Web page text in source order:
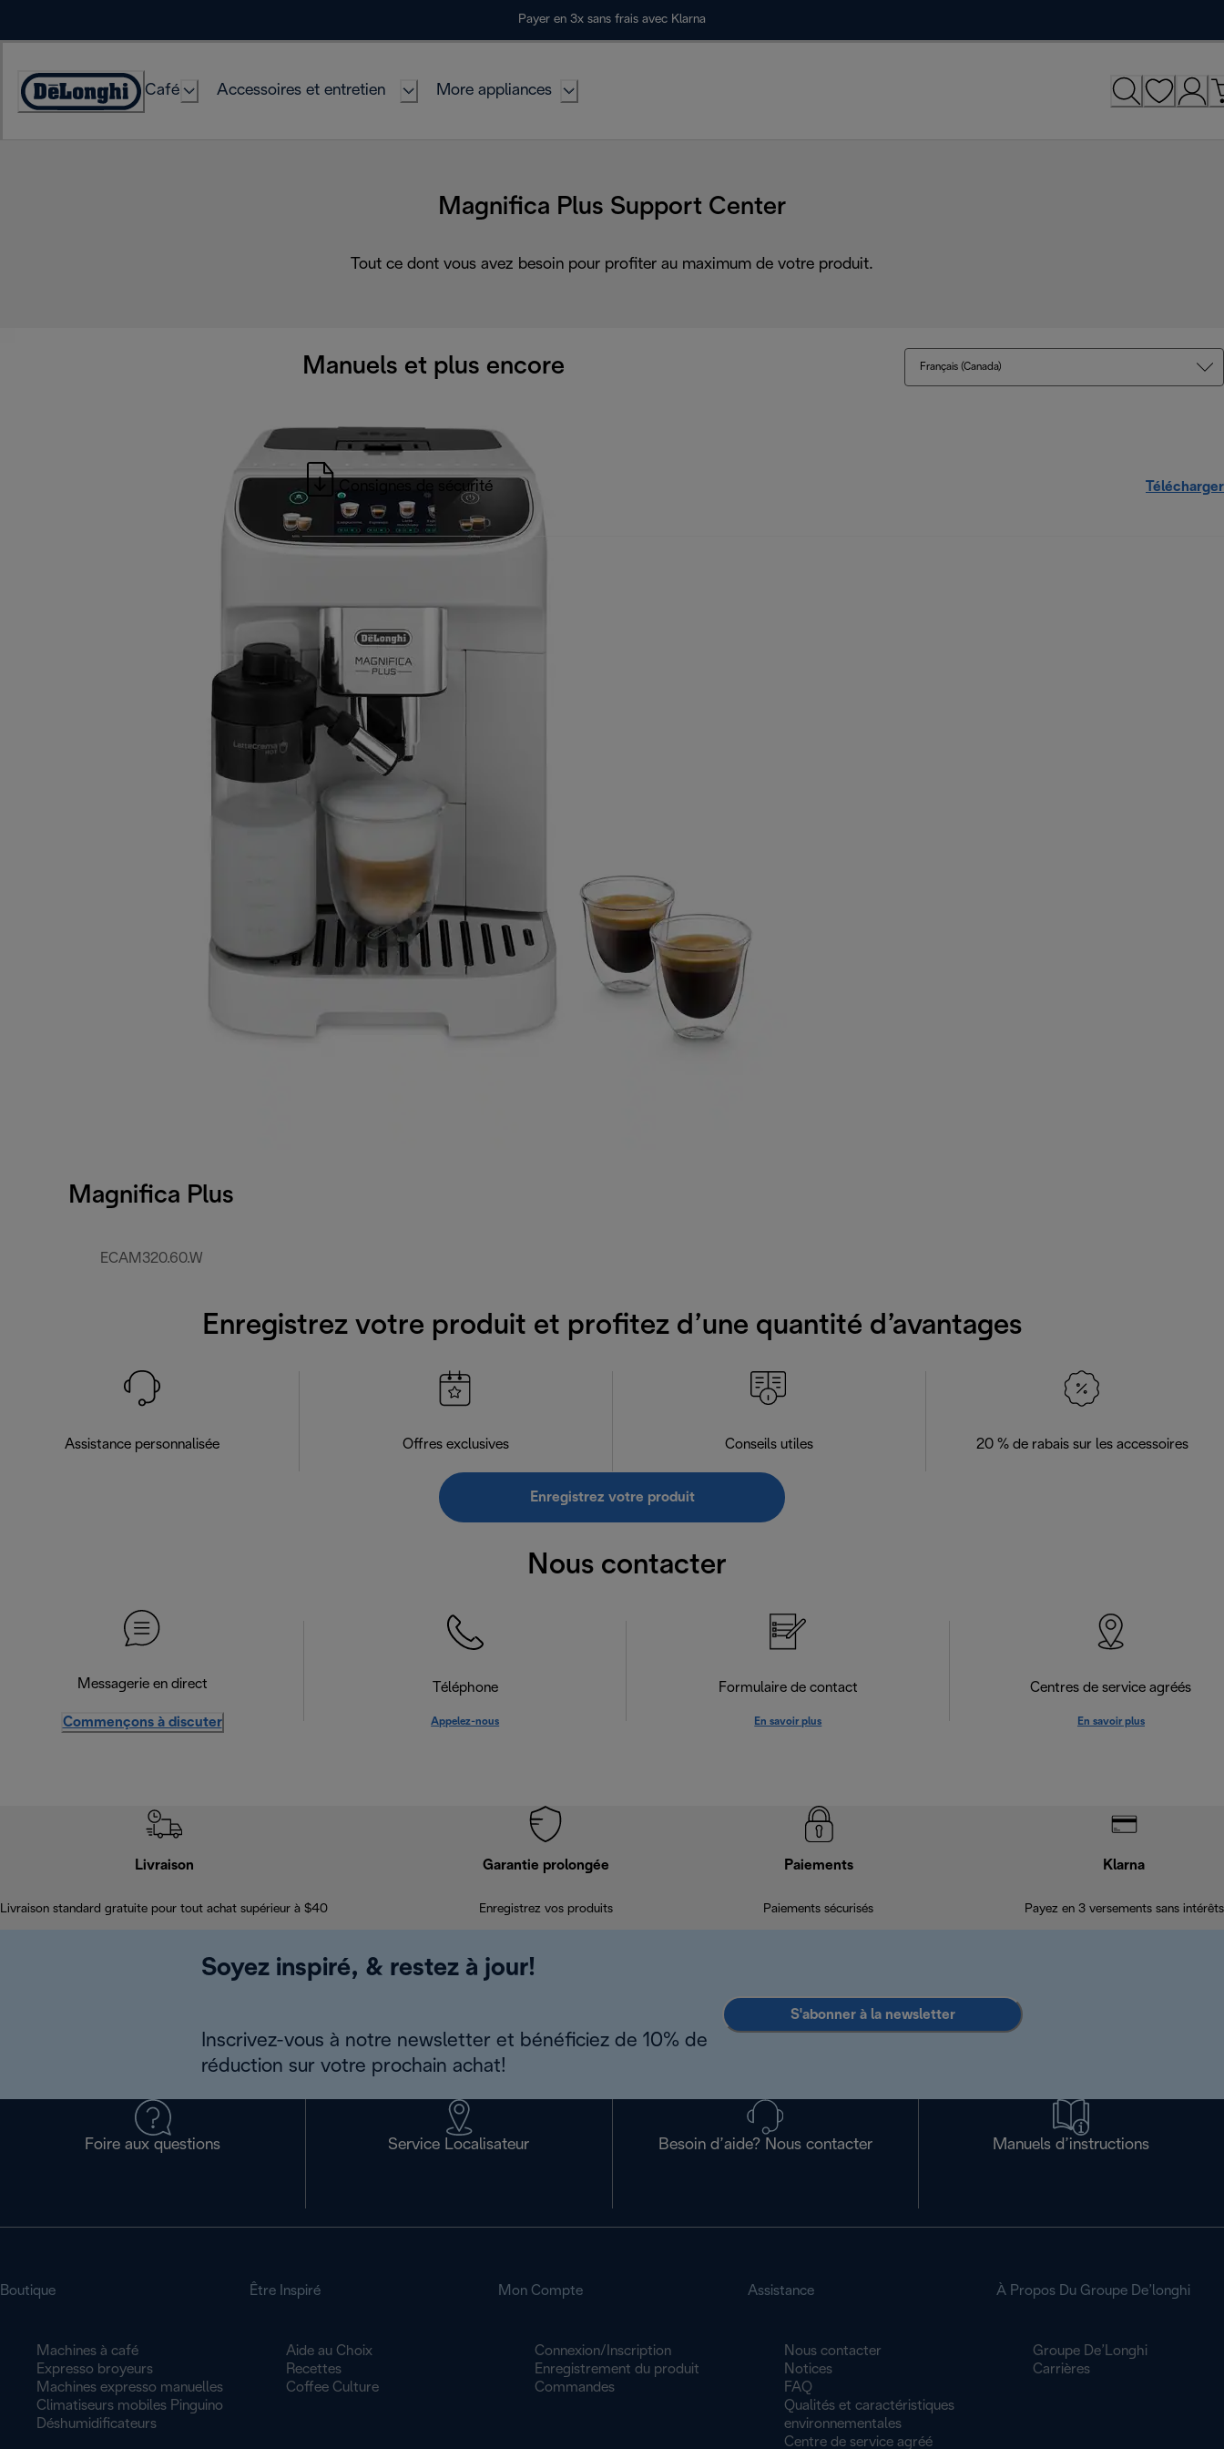
Payer en 3x sans frais avec Klarna
Déclaration
Café Accessoires et entretien More appliances
Magnifica Plus Support Center
Tout ce dont vous avez besoin pour profiter au maximum de votre produit.
Magnifica Plus
ECAM320.60.W
Manuels et plus encore Français (Canada)
Consignes de sécurité Télécharger
Enregistrez votre produit et profitez d’une quantité d’avantages
Assistance personnalisée Offres exclusives Conseils utiles 20 % de rabais sur les accessoires
Enregistrez votre produit
Nous contacter
Messagerie en direct
Commençons à discuter
Téléphone
Appelez-nous
Formulaire de contact
En savoir plus
Centres de service agréés
En savoir plus
Livraison
Livraison standard gratuite pour tout achat supérieur à $40
Garantie prolongée
Enregistrez vos produits
Paiements
Paiements sécurisés
Klarna
Payez en 3 versements sans intérêts
Soyez inspiré, & restez à jour!
Inscrivez-vous à notre newsletter et bénéficiez de 10% de
réduction sur votre prochain achat!
S'abonner à la newsletter
Foire aux questions Service Localisateur Besoin d’aide? Nous contacter Manuels d’instructions
Boutique
Machines à café
Expresso broyeurs
Machines expresso manuelles
Climatiseurs mobiles Pinguino
Déshumidificateurs
Être Inspiré
Aide au Choix
Recettes
Coffee Culture
Mon Compte
Connexion/Inscription
Enregistrement du produit
Commandes
Assistance
Nous contacter
Notices
FAQ
Qualités et caractéristiques
environnementales
Centre de service agréé
À Propos Du Groupe De’longhi
Groupe De’Longhi
Carrières